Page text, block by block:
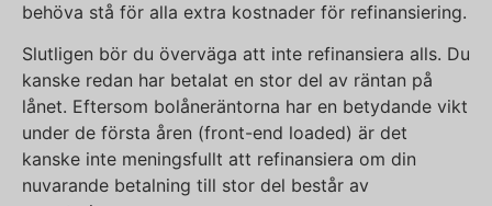
behöva stå för alla extra kostnader för refinansiering.
Slutligen bör du överväga att inte refinansiera alls. Du
kanske redan har betalat en stor del av räntan på
lånet. Eftersom bolåneräntorna har en betydande vikt
under de första åren (front-end loaded) är det
kanske inte meningsfullt att refinansiera om din
nuvarande betalning till stor del består av